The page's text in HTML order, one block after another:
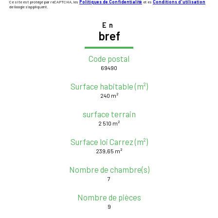
Ce site est protégé par reCAPTCHA, les Politiques de Confidentialité et es Conditions d'utilisation
de Google s'appliquent.
En
bref
Code postal
69490
Surface habitable (m²)
240 m²
surface terrain
2 510 m²
Surface loi Carrez (m²)
239,65 m²
Nombre de chambre(s)
7
Nombre de pièces
9